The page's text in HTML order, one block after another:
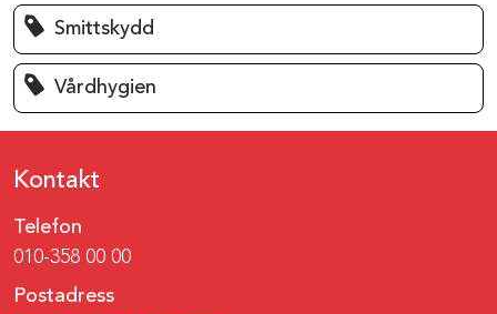
Smittskydd
Vårdhygien
Kontakt
Telefon
010-358 00 00
Postadress